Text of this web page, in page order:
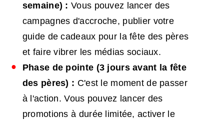
semaine) : Vous pouvez lancer des
campagnes d'accroche, publier votre
guide de cadeaux pour la fête des pères
et faire vibrer les médias sociaux.
Phase de pointe (3 jours avant la fête
des pères) : C'est le moment de passer
à l'action. Vous pouvez lancer des
promotions à durée limitée, activer le